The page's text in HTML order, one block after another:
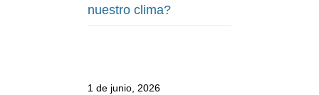
nuestro clima?
1 de junio, 2026